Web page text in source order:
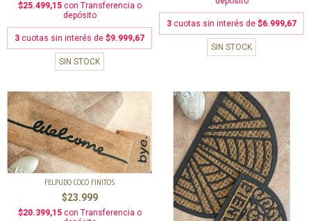
$25.499,15 con Transferencia o
depósito
3 cuotas sin interés de $9.999,67
SIN STOCK
3 cuotas sin interés de $6.999,67
SIN STOCK
FELPUDO COCO FINITOS
$23.999
$20.399,15 con Transferencia o